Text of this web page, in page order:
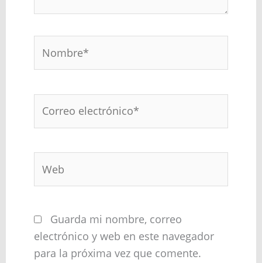
electrónico*
Guarda mi nombre, correo
electrónico y web en este navegador
para la próxima vez que comente.